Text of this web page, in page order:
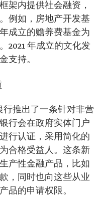
架内提供社会融资，
例如，房地产开发基
成立的赡养费基金为
2021 年成立的文化发
支持。
行推出了一条针对非营
行会在政府实体门户
行认证，采用简化的
合格受益人。这条新
产性金融产品，比如
，同时也向这些从业
品的申请权限。